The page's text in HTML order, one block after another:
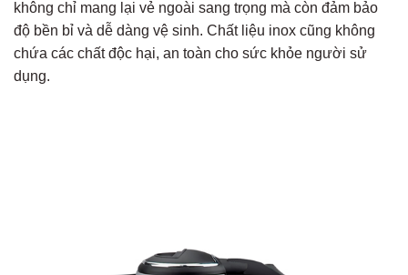
không chỉ mang lại vẻ ngoài sang trọng mà còn đảm bảo
độ bền bỉ và dễ dàng vệ sinh. Chất liệu inox cũng không
chứa các chất độc hại, an toàn cho sức khỏe người sử
dụng.